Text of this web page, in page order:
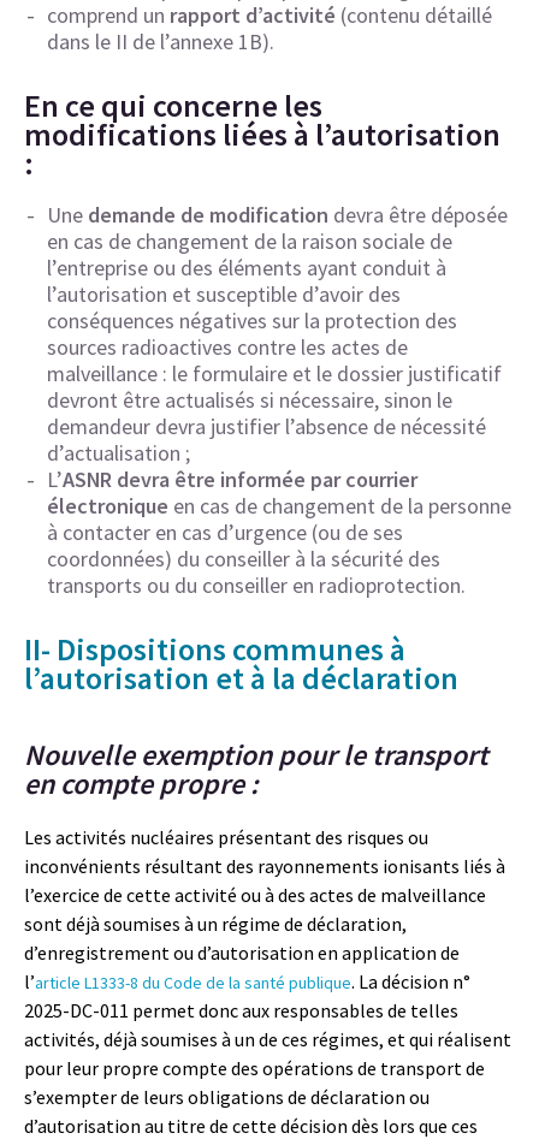
comprend un rapport d’activité (contenu détaillé
dans le II de l’annexe 1B).
En ce qui concerne les
modifications liées à l’autorisation
:
Une demande de modification devra être déposée
en cas de changement de la raison sociale de
l’entreprise ou des éléments ayant conduit à
l’autorisation et susceptible d’avoir des
conséquences négatives sur la protection des
sources radioactives contre les actes de
malveillance : le formulaire et le dossier justificatif
devront être actualisés si nécessaire, sinon le
demandeur devra justifier l’absence de nécessité
d’actualisation ;
L’ASNR devra être informée par courrier
électronique en cas de changement de la personne
à contacter en cas d’urgence (ou de ses
coordonnées) du conseiller à la sécurité des
transports ou du conseiller en radioprotection.
II- Dispositions communes à
l’autorisation et à la déclaration
Nouvelle exemption pour le transport
en compte propre :
Les activités nucléaires présentant des risques ou
inconvénients résultant des rayonnements ionisants liés à
l’exercice de cette activité ou à des actes de malveillance
sont déjà soumises à un régime de déclaration,
d’enregistrement ou d’autorisation en application de
l’article L1333-8 du Code de la santé publique. La décision n°
2025-DC-011 permet donc aux responsables de telles
activités, déjà soumises à un de ces régimes, et qui réalisent
pour leur propre compte des opérations de transport de
s’exempter de leurs obligations de déclaration ou
d’autorisation au titre de cette décision dès lors que ces